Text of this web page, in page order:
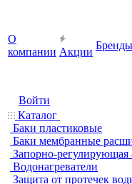
О
компании Акции
Бренды
Войти
Каталог
Баки пластиковые
Баки мембранные
Запорно-регулирующая
Водонагреватели
Защита от протечек